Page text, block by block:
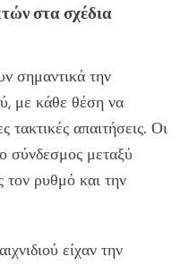
στα σχέδια
σημαντικά την
με κάθε θέση να
τακτικές απαιτήσεις. Οι
σύνδεσμος μεταξύ
τον ρυθμό και την
είχαν την